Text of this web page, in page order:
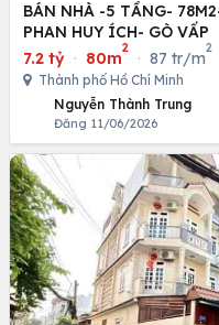
BÁN NHÀ -5 TẦNG-
PHAN HUY ÍCH- GÒ VẤP
7.2 tỷ · 80m
2
· 87 tr/m
2
Thành phố Hồ Chí Minh
Nguyễn Thành Trung
Đăng 11/06/2026